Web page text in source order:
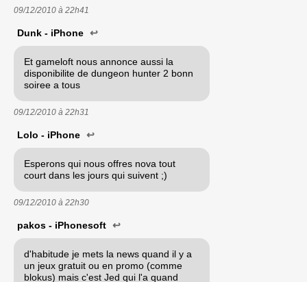
09/12/2010 à 22h41
Dunk - iPhone ↩
Et gameloft nous annonce aussi la
disponibilite de dungeon hunter 2 bonn
soiree a tous
09/12/2010 à 22h31
Lolo - iPhone ↩
Esperons qui nous offres nova tout
court dans les jours qui suivent ;)
09/12/2010 à 22h30
pakos - iPhonesoft ↩
d'habitude je mets la news quand il y a
un jeux gratuit ou en promo (comme
blokus) mais c'est Jed qui l'a quand